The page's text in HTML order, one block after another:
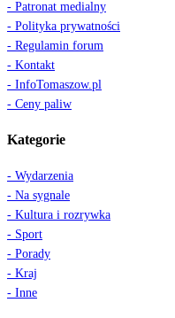
- Patronat medialny
- Polityka prywatności
- Regulamin forum
- Kontakt
- InfoTomaszow.pl
- Ceny paliw
Kategorie
- Wydarzenia
- Na sygnale
- Kultura i rozrywka
- Sport
- Porady
- Kraj
- Inne